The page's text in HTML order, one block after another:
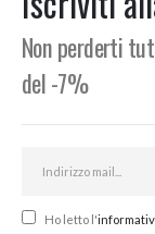
Non perderti
del -7%
Ho letto l'